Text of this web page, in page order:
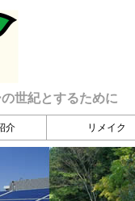
世紀とするために
介 リメイク